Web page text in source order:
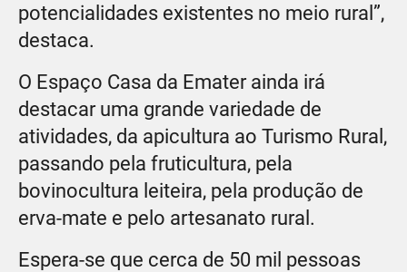
potencialidades existentes no meio rural”,
destaca.
O Espaço Casa da Emater ainda irá
destacar uma grande variedade de
atividades, da apicultura ao Turismo Rural,
passando pela fruticultura, pela
bovinocultura leiteira, pela produção de
erva-mate e pelo artesanato rural.
Espera-se que cerca de 50 mil pessoas